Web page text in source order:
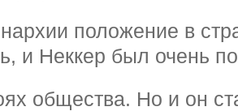
положение в
и Неккер был очень
общества. Но и он